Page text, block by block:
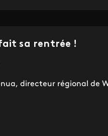
sa rentrée !
directeur régional de